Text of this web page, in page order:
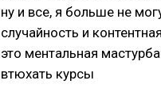
ну и все, я больше не
случайность и
это ментальная
втюхать курсы